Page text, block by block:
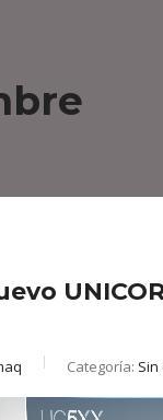
Categoría: